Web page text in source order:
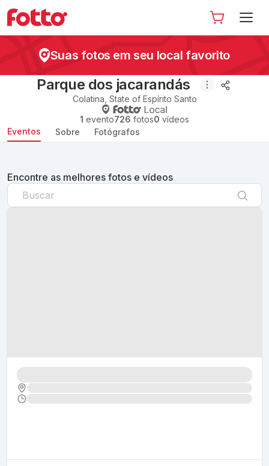
Suas fotos em seu local favorito
Parque dos jacarandás
Colatina State of Espírito Santo
1 evento726 fotos0 vídeos
Eventos
Sobre Fotógrafos
Encontre as melhores fotos e vídeos